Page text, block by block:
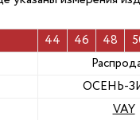
44 46 48
ОСЕНЬ-
VAY